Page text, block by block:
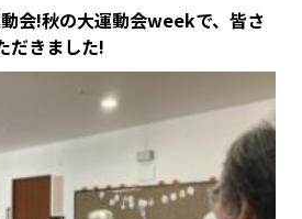
動会!秋の大運動会weekで、皆さ
だきました!